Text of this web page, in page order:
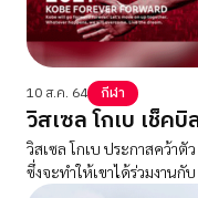
10 ส.ค. 64 กีฬา
วิสเซล โกเบ เช็คบิ
วิสเซล โกเบ ประกาสคว้าตั
ซึ่งจะทำให้เขาได้ร่วมงานกั